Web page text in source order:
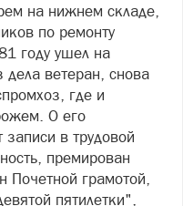
на нижнем складе,
по ремонту
году ушел на
дела ветеран, снова
где и
О его
записи в трудовой
премирован
грамотой,
пятилетки",